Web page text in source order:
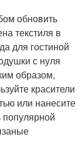
обновить
текстиля в
для гостиной
с нуля
образом,
красители
или нанесите